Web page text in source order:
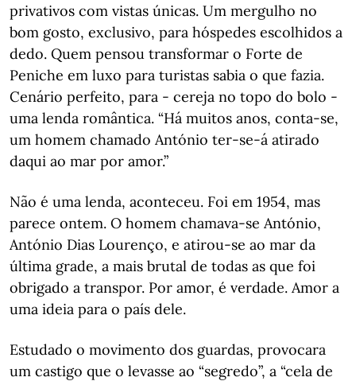
privativos com vistas únicas. Um mergulho no
bom gosto, exclusivo, para hóspedes escolhidos a
dedo. Quem pensou transformar o Forte de
Peniche em luxo para turistas sabia o que fazia.
Cenário perfeito, para - cereja no topo do bolo -
uma lenda romântica. “Há muitos anos, conta-se,
um homem chamado António ter-se-á atirado
daqui ao mar por amor.”
Não é uma lenda, aconteceu. Foi em 1954, mas
parece ontem. O homem chamava-se António,
António Dias Lourenço, e atirou-se ao mar da
última grade, a mais brutal de todas as que foi
obrigado a transpor. Por amor, é verdade. Amor a
uma ideia para o país dele.
Estudado o movimento dos guardas, provocara
um castigo que o levasse ao “segredo”, a “cela de